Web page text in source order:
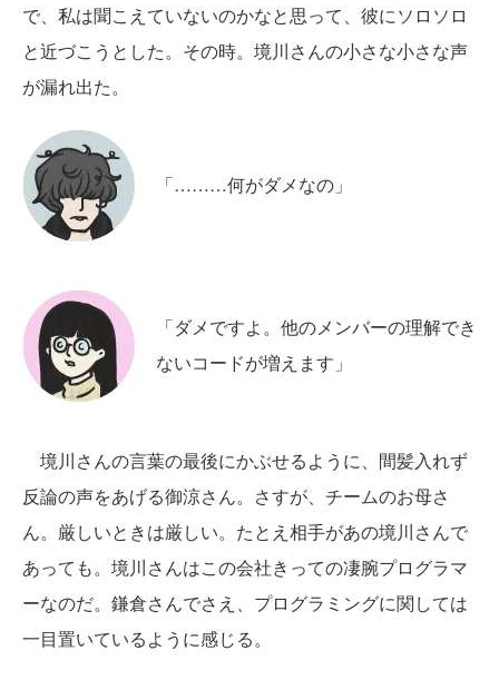
で、私は聞こえていないのかなと思って、彼にソロソロ
と近づこうとした。その時。境川さんの小さな小さな声
が漏れ出た。
「………何がダメなの」
「ダメですよ。他のメンバーの理解でき
ないコードが増えます」
境川さんの言葉の最後にかぶせるように、間髪入れず
反論の声をあげる御涼さん。さすが、チームのお母さ
ん。厳しいときは厳しい。たとえ相手があの境川さんで
あっても。境川さんはこの会社きっての凄腕プログラマ
ーなのだ。鎌倉さんでさえ、プログラミングに関しては
一目置いているように感じる。